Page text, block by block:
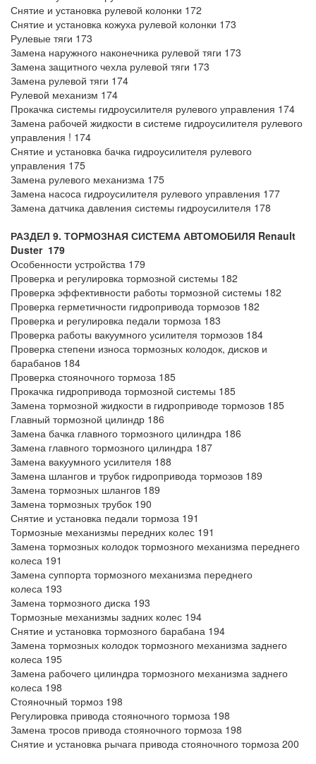
Снятие и установка рулевой колонки 172
Снятие и установка кожуха рулевой колонки 173
Рулевые тяги 173
Замена наружного наконечника рулевой тяги 173
Замена защитного чехла рулевой тяги 173
Замена рулевой тяги 174
Рулевой механизм 174
Прокачка системы гидроусилителя рулевого управления 174
Замена рабочей жидкости в системе гидроусилителя рулевого
управления ! 174
Снятие и установка бачка гидроусилителя рулевого
управления 175
Замена рулевого механизма 175
Замена насоса гидроусилителя рулевого управления 177
Замена датчика давления системы гидроусилителя 178
РАЗДЕЛ 9. ТОРМОЗНАЯ СИСТЕМА АВТОМОБИЛЯ Renault
Duster 179
Особенности устройства 179
Проверка и регулировка тормозной системы 182
Проверка эффективности работы тормозной системы 182
Проверка герметичности гидропривода тормозов 182
Проверка и регулировка педали тормоза 183
Проверка работы вакуумного усилителя тормозов 184
Проверка степени износа тормозных колодок, дисков и
барабанов 184
Проверка стояночного тормоза 185
Прокачка гидропривода тормозной системы 185
Замена тормозной жидкости в гидроприводе тормозов 185
Главный тормозной цилиндр 186
Замена бачка главного тормозного цилиндра 186
Замена главного тормозного цилиндра 187
Замена вакуумного усилителя 188
Замена шлангов и трубок гидропривода тормозов 189
Замена тормозных шлангов 189
Замена тормозных трубок 190
Снятие и установка педали тормоза 191
Тормозные механизмы передних колес 191
Замена тормозных колодок тормозного механизма переднего
колеса 191
Замена суппорта тормозного механизма переднего
колеса 193
Замена тормозного диска 193
Тормозные механизмы задних колес 194
Снятие и установка тормозного барабана 194
Замена тормозных колодок тормозного механизма заднего
колеса 195
Замена рабочего цилиндра тормозного механизма заднего
колеса 198
Стояночный тормоз 198
Регулировка привода стояночного тормоза 198
Замена тросов привода стояночного тормоза 198
Снятие и установка рычага привода стояночного тормоза 200